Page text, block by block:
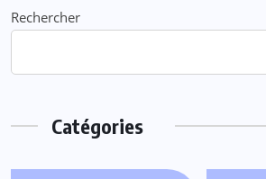
Rechercher
Catégories